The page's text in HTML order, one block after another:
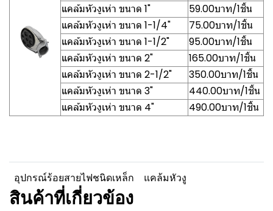
แคล้มหัวงูเห่า ขนาด 1"
59.00บาท/1ชิ้น
แคล้มหัวงูเห่า ขนาด 1-1/4"
75.00บาท/1ชิ้น
แคล้มหัวงูเห่า ขนาด 1-1/2"
95.00บาท/1ชิ้น
แคล้มหัวงูเห่า ขนาด 2"
165.00บาท/1ชิ้น
แคล้มหัวงูเห่า ขนาด 2-1/2"
350.00บาท/1ชิ้น
แคล้มหัวงูเห่า ขนาด 3"
440.00บาท/1ชิ้น
แคล้มหัวงูเห่า ขนาด 4"
490.00บาท/1ชิ้น
อุปกรณ์ร้อยสายไฟชนิดเหล็ก แคล้มหัวงู
สินค้าที่เกี่ยวข้อง